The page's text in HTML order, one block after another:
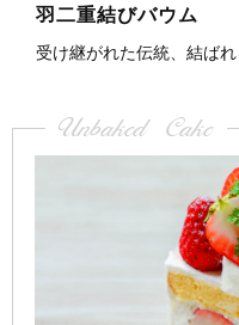
羽二重結びバウム
受け継がれた伝統、結ば
Unbaked Cake